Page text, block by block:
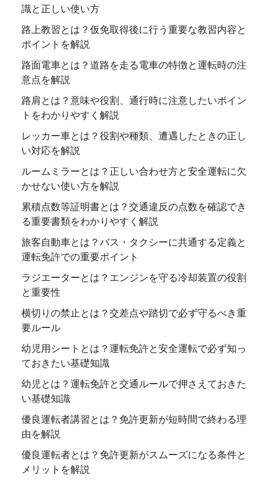
識と正しい使い方
路上教習とは？仮免取得後に行う重要な教習内容と
ポイントを解説
路面電車とは？道路を走る電車の特徴と運転時の注
意点を解説
路肩とは？意味や役割、通行時に注意したいポイン
トをわかりやすく解説
レッカー車とは？役割や種類、遭遇したときの正し
い対応を解説
ルームミラーとは？正しい合わせ方と安全運転に欠
かせない使い方を解説
累積点数等証明書とは？交通違反の点数を確認でき
る重要書類をわかりやすく解説
旅客自動車とは？バス・タクシーに共通する定義と
運転免許での重要ポイント
ラジエーターとは？エンジンを守る冷却装置の役割
と重要性
横切りの禁止とは？交差点や踏切で必ず守るべき重
要ルール
幼児用シートとは？運転免許と安全運転で必ず知っ
ておきたい基礎知識
幼児とは？運転免許と交通ルールで押さえておきた
い基礎知識
優良運転者講習とは？免許更新が短時間で終わる理
由を解説
優良運転者とは？免許更新がスムーズになる条件と
メリットを解説